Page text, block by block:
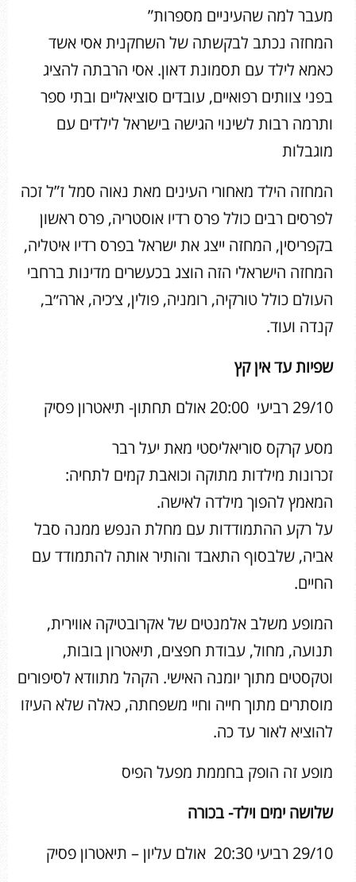
מעבר למה שהעיניים מספרות”
המחזה נכתב לבקשתה של השחקנית אסי אשד
כאמא לילד עם תסמונת דאון. אסי הרבתה להציג
בפני צוותים רפואיים, עובדים סוציאליים ובתי ספר
ותרמה רבות לשינוי הגישה בישראל לילדים עם
מוגבלות
המחזה הילד מאחורי העינים מאת נאוה סמל ז”ל זכה
לפרסים רבים כולל פרס רדיו אוסטריה, פרס ראשון
בקפריסין, המחזה ייצג את ישראל בפרס רדיו איטליה,
המחזה הישראלי הזה הוצג בכעשרים מדינות ברחבי
העולם כולל טורקיה, רומניה, פולין, צ׳כיה, ארה״ב,
קנדה ועוד.
שפיות עד אין קץ
29/10 רביעי 20:00 אולם תחתון- תיאטרון פסיק
מסע קרקס סוריאליסטי מאת יעל רבר
זכרונות מילדות מתוקה וכואבת קמים לתחיה:
המאמץ להפוך מילדה לאישה.
על רקע ההתמודדות עם מחלת הנפש ממנה סבל
אביה, שלבסוף התאבד והותיר אותה להתמודד עם
החיים.
המופע משלב אלמנטים של אקרובטיקה אווירית,
תנועה, מחול, עבודת חפצים, תיאטרון בובות,
וטקסטים מתוך יומנה האישי. הקהל מתוודא לסיפורים
מוסתרים מתוך חייה וחיי משפחתה, כאלה שלא העיזו
להוציא לאור עד כה.
מופע זה הופק בחממת מפעל הפיס
שלושה ימים וילד- בכורה
29/10 רביעי 20:30 אולם עליון – תיאטרון פסיק